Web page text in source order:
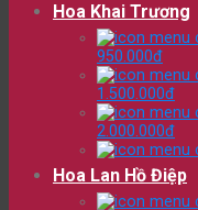
Hoa Khai Trương
950.000đ
1.500.000đ
2.000.000đ
Hoa Lan Hồ Điệp